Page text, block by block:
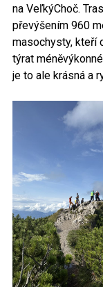
na VeľkýChoč.
převýšením 960
masochysty, kteří
týrat
je to ale krásná a